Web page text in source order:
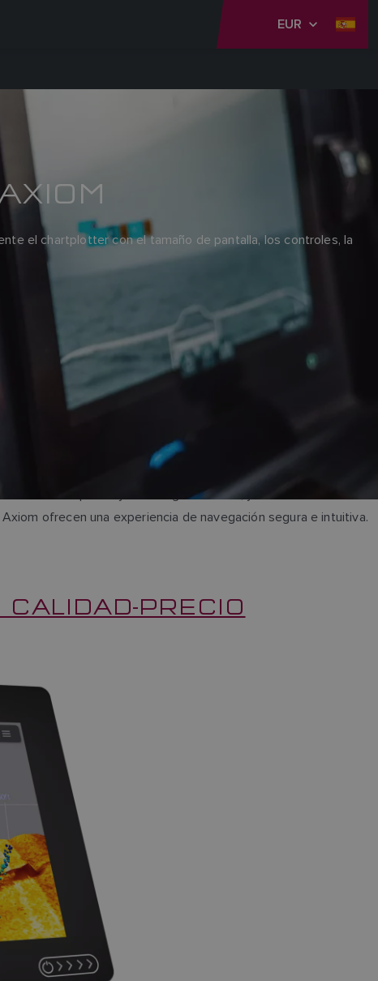
EUR
el chartplotter con el tamaño de pantalla, los controles, la
de peces y tecnología de sonar, y un sistema
ofrecen una experiencia de navegación segura e intuitiva.
PRECIO